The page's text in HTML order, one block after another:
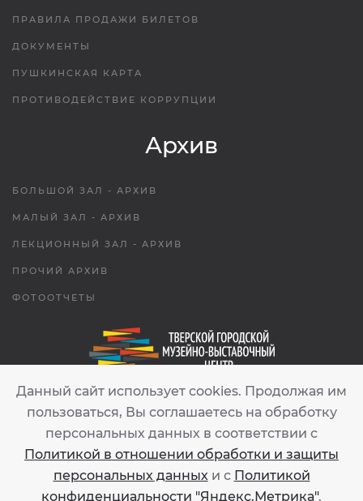
ПРАВИЛА ПРОДАЖИ БИЛЕТОВ
ДОКУМЕНТЫ
ПУШКИНСКАЯ КАРТА
ПРОТИВОДЕЙСТВИЕ КОРРУПЦИИ
Архив
БОЛЬШОЙ ЗАЛ - АРХИВ
МАЛЫЙ ЗАЛ - АРХИВ
ЛЕКЦИОННЫЙ ЗАЛ - АРХИВ
ПРОЧИЙ АРХИВ
ФОТООТЧЕТЫ
tgmvc.tver@gmail.com
ТВЕРЬ
УЛ. СОВЕТСКАЯ, 54
Данный сайт использует cookies. Продолжая им
пользоваться, Вы соглашаетесь на обработку
персональных данных в соответствии с
Политикой в отношении обработки и защиты
персональных данныхи с Политикой
конфиденциальности "Яндекс.Метрика".